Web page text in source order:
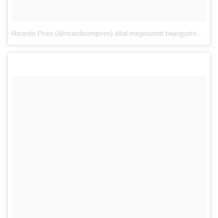
Ricardo Pires (@ricardoompires) által megosztott bejegyzés,